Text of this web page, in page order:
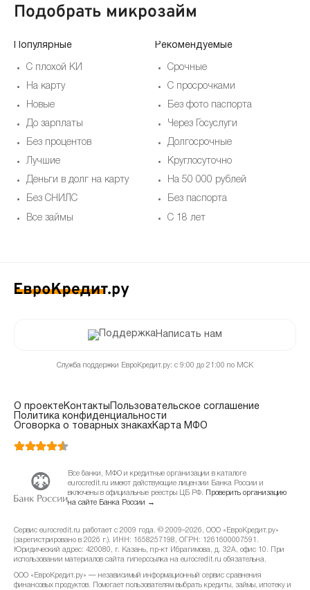
Подобрать микрозайм
Популярные
С плохой КИ
На карту
Новые
До зарплаты
Без процентов
Лучшие
Деньги в долг на карту
Без СНИЛС
Все займы
Рекомендуемые
Срочные
С просрочками
Без фото паспорта
Через Госуслуги
Долгосрочные
Круглосуточно
На 50 000 рублей
Без паспорта
С 18 лет
Написать нам
Служба поддержки ЕвроКредит.ру: с 9:00 до 21:00 по МСК
О проектеКонтакты Пользовательское соглашение
Политика конфиденциальности
Оговорка о товарных знакахКарта МФО
Все банки, МФО и кредитные организации в каталоге
eurocredit.ru имеют действующие лицензии Банка России и
включены в официальные реестры ЦБ РФ.
Проверить организацию
на сайте Банка России →
Сервис eurocredit.ru работает с 2009 года. © 2009–2026, ООО «ЕвроКредит.ру»
(зарегистрировано в 2026 г.). ИНН: 1658257198, ОГРН: 1261600007591.
Юридический адрес: 420080, г. Казань, пр-кт Ибрагимова, д. 32А, офис 10. При
использовании материалов сайта гиперссылка на eurocredit.ru обязательна.
ООО «ЕвроКредит.ру» — независимый информационный сервис сравнения
финансовых продуктов. Помогает пользователям выбрать кредиты, займы, ипотеку и